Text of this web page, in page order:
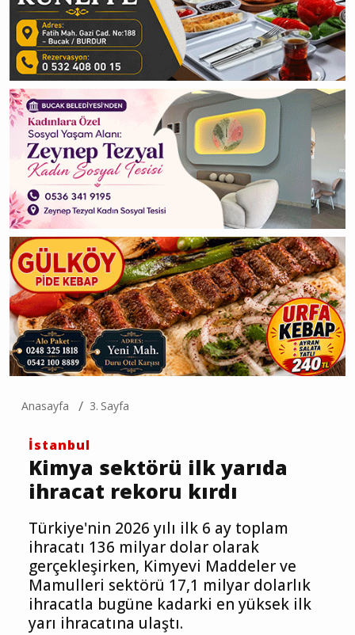
Anasayfa 3. Sayfa
İstanbul
Kimya sektörü ilk yarıda
ihracat rekoru kırdı
Türkiye'nin 2026 yılı ilk 6 ay toplam
ihracatı 136 milyar dolar olarak
gerçekleşirken, Kimyevi Maddeler ve
Mamulleri sektörü 17,1 milyar dolarlık
ihracatla bugüne kadarki en yüksek ilk
yarı ihracatına ulaştı.